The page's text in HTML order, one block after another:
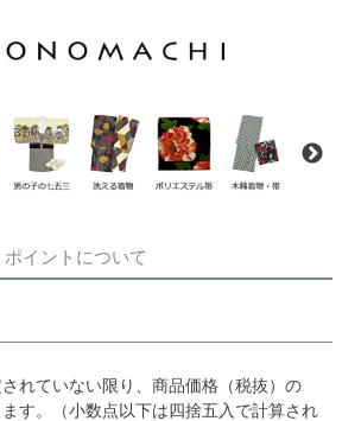
ポイントについて
れていない限り、商品価格（税抜）の
す。（小数点以下は四捨五入で計算され